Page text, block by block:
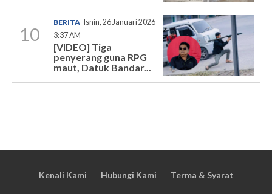
10
BERITA
Isnin, 26 Januari 2026
3:37 AM
[VIDEO] Tiga
penyerang guna RPG
maut, Datuk Bandar...
Kenali Kami Hubungi Kami Terma & Syarat